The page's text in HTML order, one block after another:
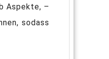
Aspekte, –
sodass